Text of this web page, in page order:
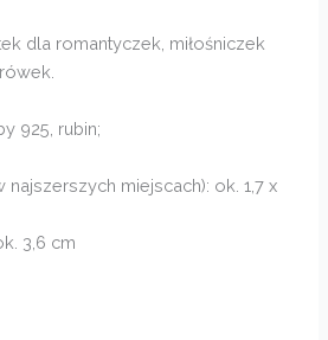
dla romantyczek, miłośniczek
925, rubin;
miejscach): ok. 1,7 x
3,6 cm